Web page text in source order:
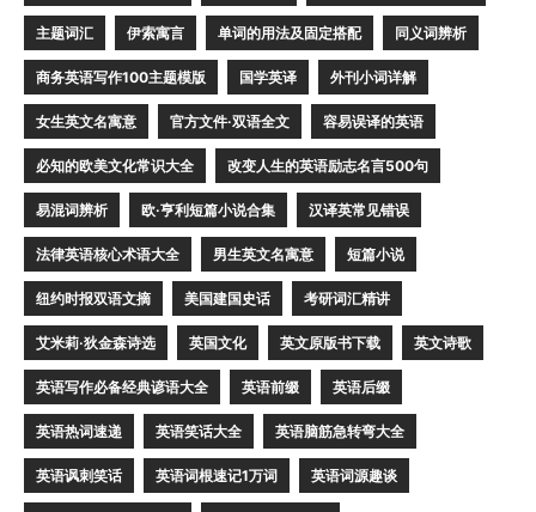
主题词汇 伊索寓言 单词的用法及固定搭配 同义词辨析
商务英语写作100主题模版 国学英译 外刊小词详解
女生英文名寓意 官方文件·双语全文 容易误译的英语
必知的欧美文化常识大全 改变人生的英语励志名言500句
易混词辨析 欧·亨利短篇小说合集 汉译英常见错误
法律英语核心术语大全 男生英文名寓意 短篇小说
纽约时报双语文摘 美国建国史话 考研词汇精讲
艾米莉·狄金森诗选 英国文化 英文原版书下载 英文诗歌
英语写作必备经典谚语大全 英语前缀 英语后缀
英语热词速递 英语笑话大全 英语脑筋急转弯大全
英语讽刺笑话 英语词根速记1万词 英语词源趣谈